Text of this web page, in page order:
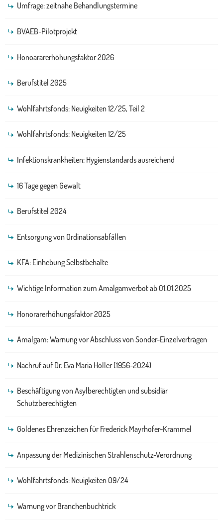
Umfrage: zeitnahe Behandlungstermine
BVAEB-Pilotprojekt
Honoararerhöhungsfaktor 2026
Berufstitel 2025
Wohlfahrtsfonds: Neuigkeiten 12/25, Teil 2
Wohlfahrtsfonds: Neuigkeiten 12/25
Infektionskrankheiten: Hygienstandards ausreichend
16 Tage gegen Gewalt
Berufstitel 2024
Entsorgung von Ordinationsabfällen
KFA: Einhebung Selbstbehalte
Wichtige Information zum Amalgamverbot ab 01.01.2025
Honorarerhöhungsfaktor 2025
Amalgam: Warnung vor Abschluss von Sonder-Einzelverträgen
Nachruf auf Dr. Eva Maria Höller (1956-2024)
Beschäftigung von Asylberechtigten und subsidiär
Schutzberechtigten
Goldenes Ehrenzeichen für Frederick Mayrhofer-Krammel
Anpassung der Medizinischen Strahlenschutz-Verordnung
Wohlfahrtsfonds: Neuigkeiten 09/24
Warnung vor Branchenbuchtrick